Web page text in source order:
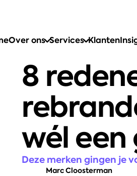
Over ons Services Klanten
8
wél een
Deze merken gingen je
Marc Cloosterman